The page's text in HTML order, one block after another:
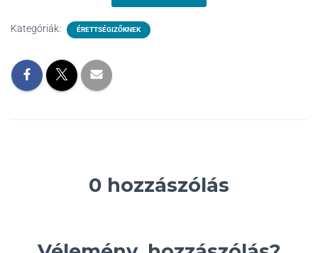
Kategóriák: ÉRETTSÉGIZŐKNEK
0 hozzászólás